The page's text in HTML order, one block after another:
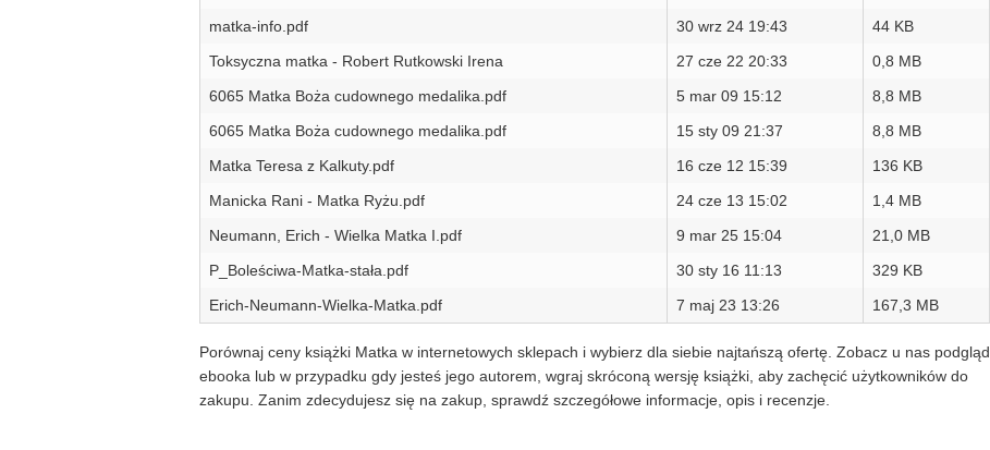
matka-info.pdf
30 wrz 24 19:43
44 KB
Toksyczna matka - Robert Rutkowski Irena
27 cze 22 20:33
0,8 MB
6065 Matka Boża cudownego medalika.pdf
5 mar 09 15:12
8,8 MB
6065 Matka Boża cudownego medalika.pdf
15 sty 09 21:37
8,8 MB
Matka Teresa z Kalkuty.pdf
16 cze 12 15:39
136 KB
Manicka Rani - Matka Ryżu.pdf
24 cze 13 15:02
1,4 MB
Neumann, Erich - Wielka Matka I.pdf
9 mar 25 15:04
21,0 MB
P_Boleściwa-Matka-stała.pdf
30 sty 16 11:13
329 KB
Erich-Neumann-Wielka-Matka.pdf
7 maj 23 13:26 167,3 MB
Porównaj ceny książki Matka w internetowych sklepach i wybierz dla siebie najtańszą ofertę. Zobacz u nas podgląd
ebooka lub w przypadku gdy jesteś jego autorem, wgraj skróconą wersję książki, aby zachęcić użytkowników do
zakupu. Zanim zdecydujesz się na zakup, sprawdź szczegółowe informacje, opis i recenzje.